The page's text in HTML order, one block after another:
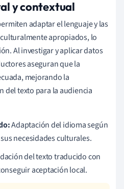
y contextual
adaptar el lenguaje y las
apropiados, lo
Al investigar y aplicar datos
aseguran que la
mejorando la
del texto para la audiencia
Adaptación del idioma según
necesidades culturales.
del texto traducido con
aceptación local.